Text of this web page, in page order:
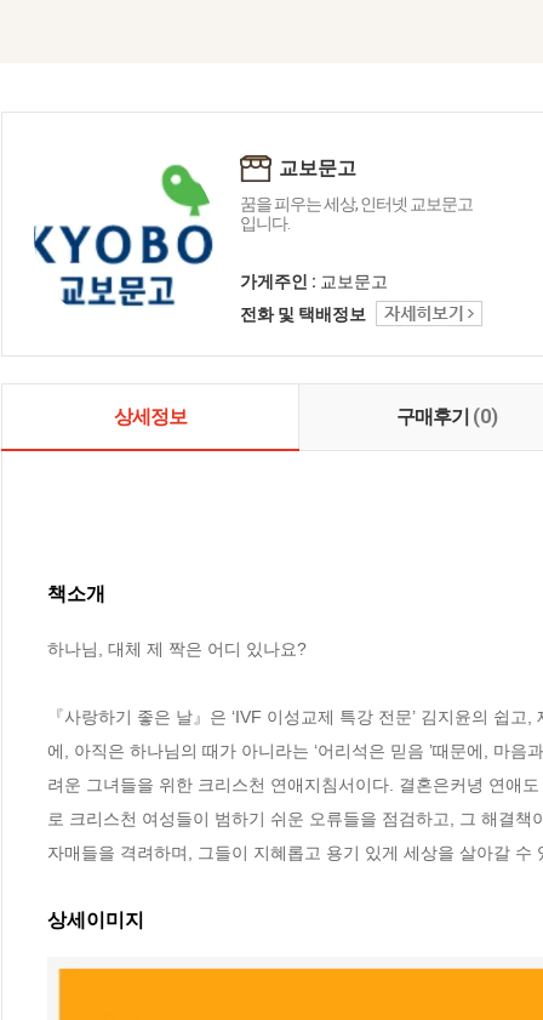
교보문고
꿈을 피우는 세상, 인터넷 교보문고
입니다.
가게주인 : 교보문고
전화 및 택배정보
상세정보 구매후기 (0)
책소개
하나님, 대체 제 짝은 어디 있나요?
『사랑하기 좋은 날』은 ‘IVF 이성교제 특강 전문’ 김지윤의 쉽
에, 아직은 하나님의 때가 아니라는 ‘어리석은 믿음 ’때문에, 마
려운 그녀들을 위한 크리스천 연애지침서이다. 결혼은커녕 연애
로 크리스천 여성들이 범하기 쉬운 오류들을 점검하고, 그 해결책
자매들을 격려하며, 그들이 지혜롭고 용기 있게 세상을 살아갈 수
상세이미지